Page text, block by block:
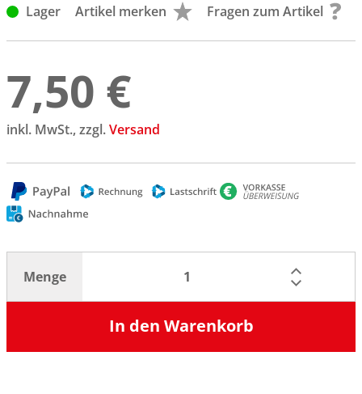
Lager Artikel merken Fragen zum Artikel
7,50 €
inkl. MwSt., zzgl.Versand
Menge
In den Warenkorb